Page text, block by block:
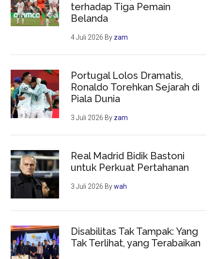
terhadap Tiga Pemain
Belanda
4 Juli 2026 By zam
Portugal Lolos Dramatis,
Ronaldo Torehkan Sejarah di
Piala Dunia
3 Juli 2026 By zam
Real Madrid Bidik Bastoni
untuk Perkuat Pertahanan
3 Juli 2026 Bywah
Disabilitas Tak Tampak: Yang
Tak Terlihat, yang Terabaikan